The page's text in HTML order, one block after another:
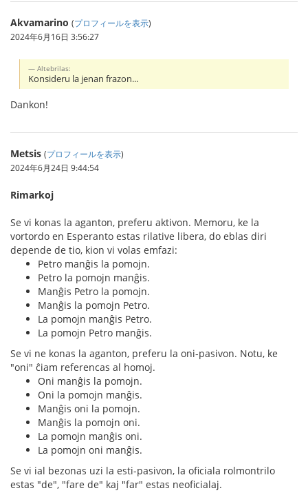
Akvamarino (プロフィールを表示)
2024年6月16日 3:56:27
Altebrilas:
Konsideru la jenan frazon...
Dankon!
Metsis (プロフィールを表示)
2024年6月24日 9:44:54
Rimarkoj
Se vi konas la aganton, preferu aktivon. Memoru, ke la
vortordo en Esperanto estas rilative libera, do eblas diri
depende de tio, kion vi volas emfazi:
Petro manĝis la pomojn.
Petro la pomojn manĝis.
Manĝis Petro la pomojn.
Manĝis la pomojn Petro.
La pomojn manĝis Petro.
La pomojn Petro manĝis.
Se vi ne konas la aganton, preferu la oni-pasivon. Notu, ke
"oni" ĉiam referencas al homoj.
Oni manĝis la pomojn.
Oni la pomojn manĝis.
Manĝis oni la pomojn.
Manĝis la pomojn oni.
La pomojn manĝis oni.
La pomojn oni manĝis.
Se vi ial bezonas uzi la esti-pasivon, la oficiala rolmontrilo
estas "de", "fare de" kaj "far" estas neoficialaj.